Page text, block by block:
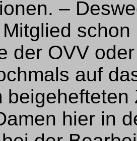
–
der OVV
auf
hier in